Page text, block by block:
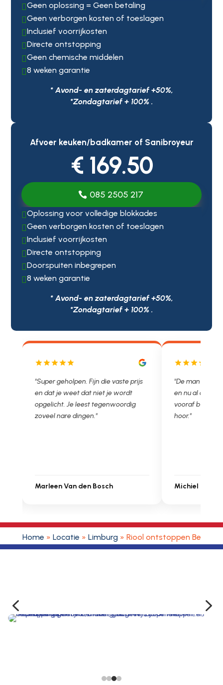
Geen oplossing = Geen betaling
Geen verborgen kosten of toeslagen
Inclusief voorrijkosten
Directe ontstopping
Geen chemische middelen
8 weken garantie
* Avond- en zaterdagtarief +50%,
*Zondagtarief + 100% .
Afvoer keuken/badkamer of Sanibroyeur
€ 169.50
085 2505 217
Oplossing voor volledige blokkades
Geen verborgen kosten of toeslagen
Inclusief voorrijkosten
Directe ontstopping
Doorspuiten inbegrepen
8 weken garantie
* Avond- en zaterdagtarief +50%,
*Zondagtarief + 100% .
"De man rijden net weg. 11.00 gebeld
en nu al opgelost voor een vast en
vooraf besproken tarief. Lekker
hoor."
Michiel Uitdenbongerd
"Wat een fijn
met een
je niet zo goed
Ontstoppen.nl
Sarah Touat
Home » Locatie » Limburg » Riool ontstoppen
4 5